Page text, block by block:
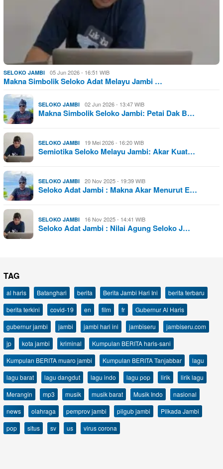
SELOKO JAMBI 05 Jun 2026 - 16:51 WIB
Makna Simbolik Seloko Adat Melayu Jambi …
SELOKO JAMBI 02 Jun 2026 - 13:47 WIB
Makna Simbolik Seloko Jambi: Petai Dak B…
SELOKO JAMBI 19 Mei 2026 - 16:20 WIB
Semiotika Seloko Melayu Jambi: Akar Kuat…
SELOKO JAMBI 20 Nov 2025 - 19:39 WIB
Seloko Adat Jambi : Makna Akar Menurut E…
SELOKO JAMBI 16 Nov 2025 - 14:41 WIB
Seloko Adat Jambi : Nilai Agung Seloko J…
TAG
al haris Batanghari berita Berita Jambi Hari Ini
berita terbaru
berita terkini
covid-19 en film fr
Gubernur Al Haris
gubernur jambi
jambi jambi hari ini jambiseru
jambiseru.com
jp
kota jambi kriminal
Kumpulan BERITA haris-sani
Kumpulan BERITA muaro jambi
Kumpulan BERITA Tanjabbar
lagu
lagu barat
lagu dangdut lagu indo lagu pop lirik
lirik lagu
Merangin
mp3 musik musik barat Musik Indo
nasional
news
olahraga pemprov jambi pilgub jambi
Pilkada Jambi
pop
situs sv us virus corona